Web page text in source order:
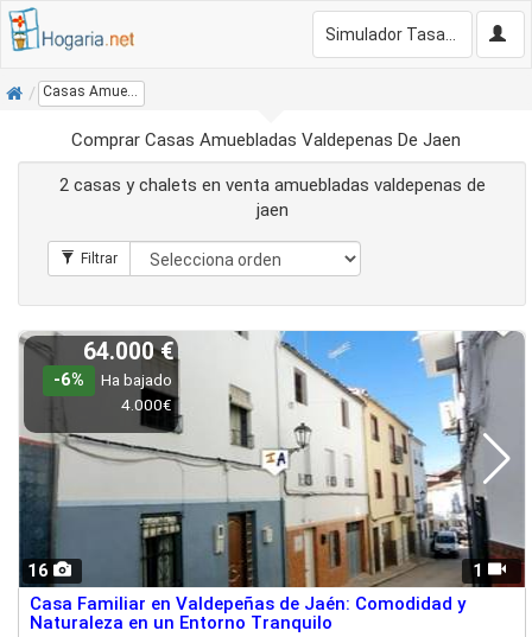
Inicio
Comprar Casas Amuebladas Valdepenas De Jaen
2 casas y chalets en venta amuebladas valdepenas de
jaen
16 1
64.000 €
-6%
Ha bajado
4.000€
Casa Familiar en Valdepeñas de Jaén: Comodidad y
Naturaleza en un Entorno Tranquilo